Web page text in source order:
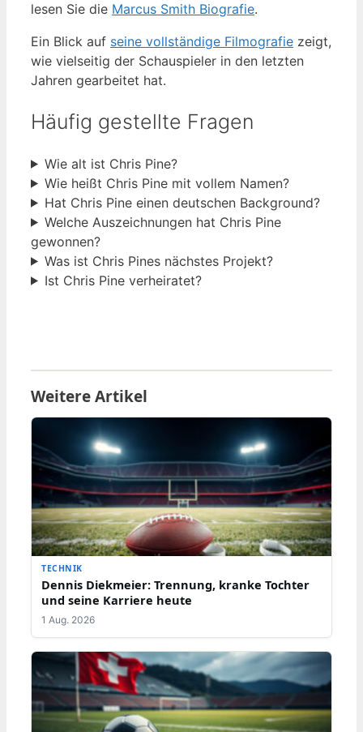
lesen Sie die Marcus Smith Biografie.
Ein Blick auf seine vollständige Filmografie zeigt,
wie vielseitig der Schauspieler in den letzten
Jahren gearbeitet hat.
Häufig gestellte Fragen
Wie alt ist Chris Pine?
Wie heißt Chris Pine mit vollem Namen?
Hat Chris Pine einen deutschen Background?
Welche Auszeichnungen hat Chris Pine
gewonnen?
Was ist Chris Pines nächstes Projekt?
Ist Chris Pine verheiratet?
Weitere Artikel
TECHNIK
Dennis Diekmeier: Trennung, kranke Tochter
und seine Karriere heute
1 Aug. 2026